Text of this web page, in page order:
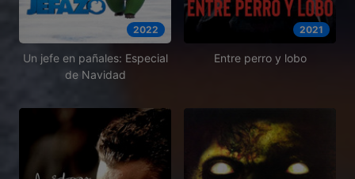
2022
Un jefe en pañales: Especial
de Navidad
2021
Entre perro y lobo